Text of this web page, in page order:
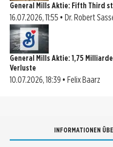
General Mills Aktie: Fifth Third
16.07.2026, 11:55 • Dr. Robert
General Mills Aktie: 1,75
Verluste
10.07.2026, 18:39 • Felix Baarz
INFORMATIONEN